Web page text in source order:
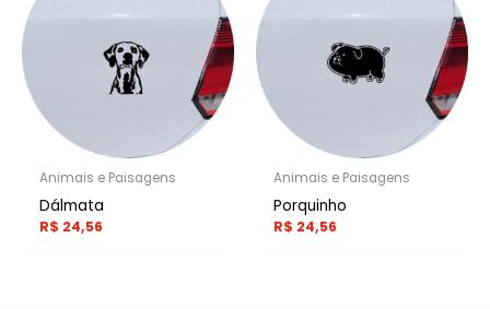
Animais e Paisagens
Dálmata
R$ 24,56
Animais e Paisagens
Porquinho
R$ 24,56